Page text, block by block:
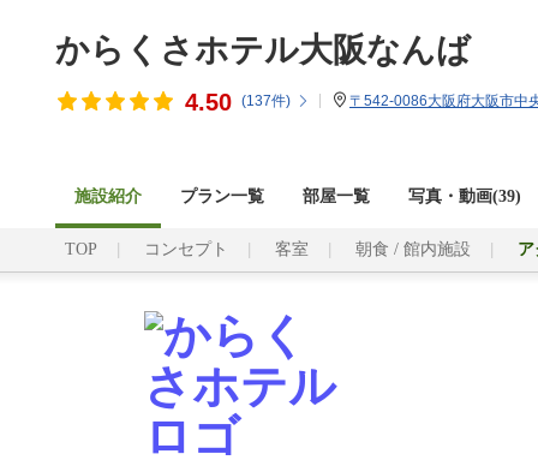
からくさホテル大阪なんば
4.50 (137件) 〒542-0086大阪府大阪市中
施設紹介 プラン一覧 部屋一覧 写真・動画(39)
TOP コンセプト 客室 朝食 / 館内施設